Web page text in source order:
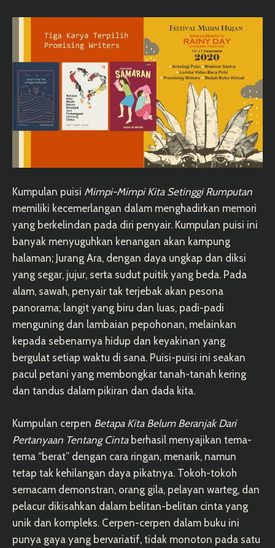
Kumpulan puisi Mimpi-Mimpi Kita Setinggi Rumputan
memiliki kecemerlangan dalam menghadirkan memori
yang berkelindan pada diri penyair. Kumpulan puisi ini
banyak menyuguhkan kenangan akan kampung
halaman; Jurang Ara, dengan daya ungkap dan diksi
yang segar, jujur, serta sudut puitik yang beda. Pada
alam, sawah, penyair tak terjebak akan pesona
panorama; langit yang biru dan luas, padi-padi
menguning dan lambaian pepohonan, melainkan
kepada sebenarnya hidup dan keyakinan yang
bergulat setiap waktu di sana. Puisi-puisi ini seakan
pacul petani yang membongkar tanah-tanah kering
dan tandus dalam pikiran dan dada kita.
Kumpulan cerpen Betapa Kita Belum Beranjak Dari
Pertanyaan Tentang Cintaberhasil menyajikan tema-
tema “berat” dengan cara ringan, menarik, namun
tetap tak kehilangan daya pikatnya. Tokoh-tokoh
semacam demonstran, orang gila, pelayan warteg, dan
pelacur dikisahkan dalam belitan-belitan cinta yang
unik dan kompleks. Cerpen-cerpen dalam buku ini
punya gaya yang bervariatif, tidak monoton pada satu